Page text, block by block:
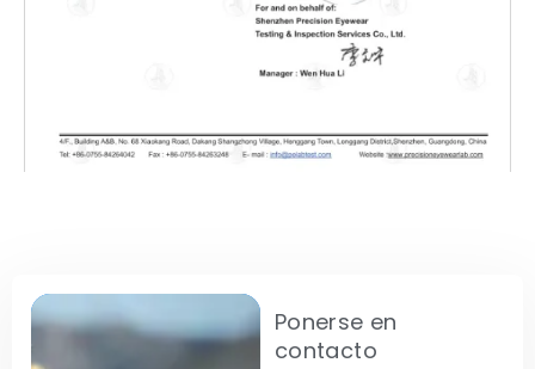
Ponerse en
contacto